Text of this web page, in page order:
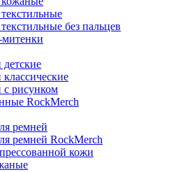
без пальцев
рисунком
RockMerch
ремней
ремней RockMerch
кожи